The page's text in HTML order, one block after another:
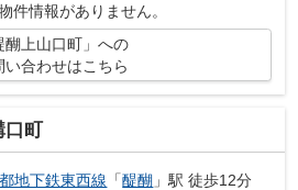
件情報がありません。
醐上山口町」への
い合わせはこちら
口町
地下鉄東西線 「醍醐 」駅 徒歩12分